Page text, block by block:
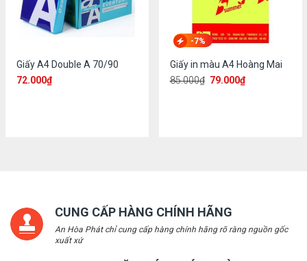
Giấy A4 Double A 70/90
72.000₫
-7%
Giấy in màu A4 Hoàng Mai
85.000₫ 79.000₫
CUNG CẤP HÀNG CHÍNH HÃNG
An Hòa Phát chỉ cung cấp hàng chính hãng rõ ràng nguồn gốc
xuất xứ